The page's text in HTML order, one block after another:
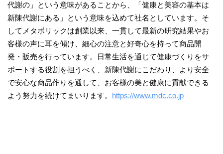
代謝の」という意味があることから、「健康と美容の基本は
新陳代謝にある」という意味を込めて社名としています。そ
してメタボリックは創業以来、一貫して最新の研究結果やお
客様の声に耳を傾け、細心の注意と好奇心を持って商品開
発・販売を行っています。日常生活を通じて健康づくりをサ
ポートする役割を担うべく、新陳代謝にこだわり、より安全
で安心な商品作りを通して、お客様の美と健康に貢献できる
よう努力を続けてまいります。 https://www.mdc.co.jp